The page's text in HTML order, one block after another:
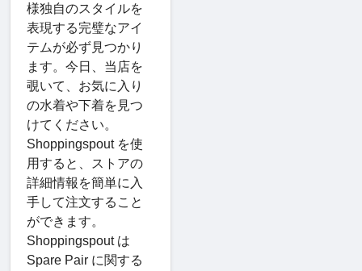
様独自のスタイルを
表現する完璧なアイ
テムが必ず見つかり
ます。今日、当店を
覗いて、お気に入り
の水着や下着を見つ
けてください。
Shoppingspout を使
用すると、ストアの
詳細情報を簡単に入
手して注文すること
ができます。
Shoppingspout は
Spare Pair に関する